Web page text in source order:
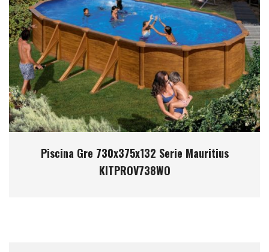
Piscina Gre 730x375x132 Serie Mauritius
KITPROV738WO